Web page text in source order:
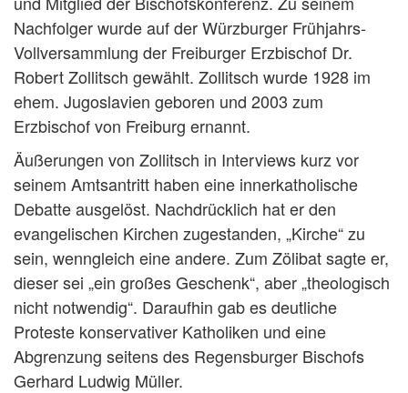
Nachfolger wurde auf der Würzburger Frühjahrs-
Vollversammlung der Freiburger Erzbischof Dr.
Robert Zollitsch gewählt. Zollitsch wurde 1928 im
ehem. Jugoslavien geboren und 2003 zum
Erzbischof von Freiburg ernannt.
Äußerungen von Zollitsch in Interviews kurz vor
seinem Amtsantritt haben eine innerkatholische
Debatte ausgelöst. Nachdrücklich hat er den
evangelischen Kirchen zugestanden, „Kirche“ zu
sein, wenngleich eine andere. Zum Zölibat sagte er,
dieser sei „ein großes Geschenk“, aber „theologisch
nicht notwendig“. Daraufhin gab es deutliche
Proteste konservativer Katholiken und eine
Abgrenzung seitens des Regensburger Bischofs
Gerhard Ludwig Müller.